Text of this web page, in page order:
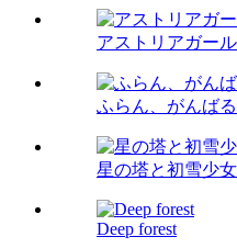
アストリアガール
ふらん、がんばる
星の塔と初雪少女
Deep forest